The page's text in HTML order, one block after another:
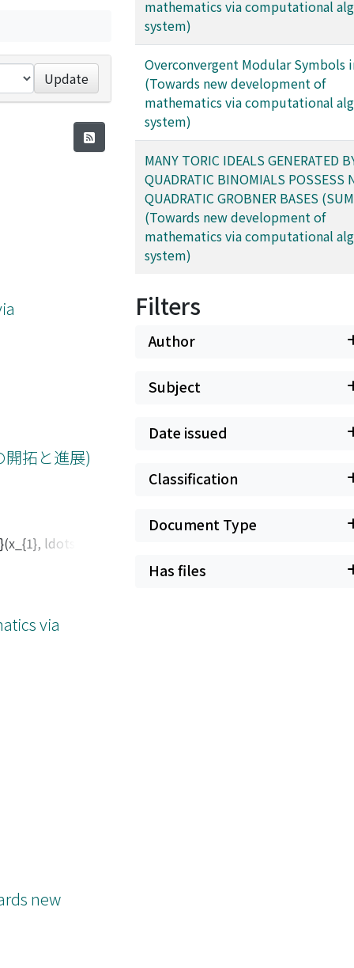
Update
拓と進展)
ldots,
ldots,
ない. 本稿では,
紹介する.
via
new
mathematics via computational
system)
Overconvergent Modular Symbols
(Towards new development of
mathematics via computational
system)
MANY TORIC IDEALS GENERATED
QUADRATIC BINOMIALS POSSESS
QUADRATIC GROBNER BASES
(Towards new development of
mathematics via computational
system)
Filters
Author
Subject
Date issued
Classification
Document Type
Has files